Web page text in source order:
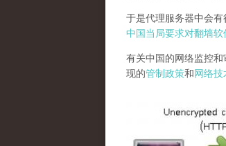
于是代理服务器中会有
中国当局要求对翻墙软
有关中国的网络监控
现的管制政策和网络技